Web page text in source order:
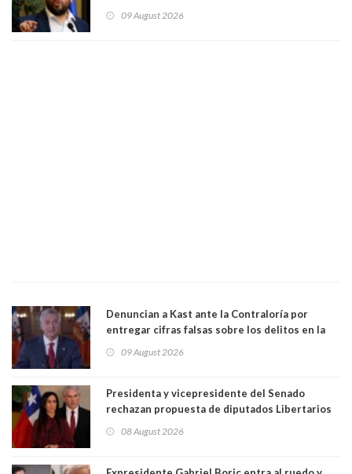
a favor de la oposición, sería una victoria de la
09 August 2026
Denuncian a Kast ante la Contraloría por
entregar cifras falsas sobre los delitos en la
09 August 2026
Presidenta y vicepresidente del Senado
rechazan propuesta de diputados Libertarios
"Constituye un camino equivocado"
08 August 2026